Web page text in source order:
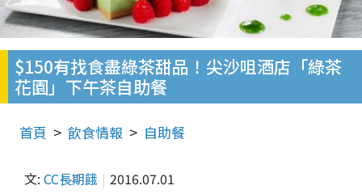
$150有找食盡綠茶甜品！尖沙咀酒店「綠茶
花園」下午茶自助餐
首頁 飲食情報 自助餐
文: CC長期餓 2016.07.01